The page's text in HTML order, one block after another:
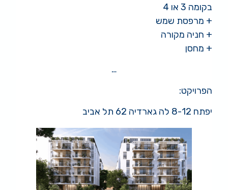
בקומה 3 או 4
+ מרפסת שמש
+ חניה מקורה
+ מחסן
…
הפרויקט:
יפתח 8-12 לה גארדיה 62 תל אביב